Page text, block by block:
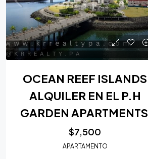
OCEAN REEF ISLANDS
ALQUILER EN EL P.H
GARDEN APARTMENTS
$7,500
APARTAMENTO